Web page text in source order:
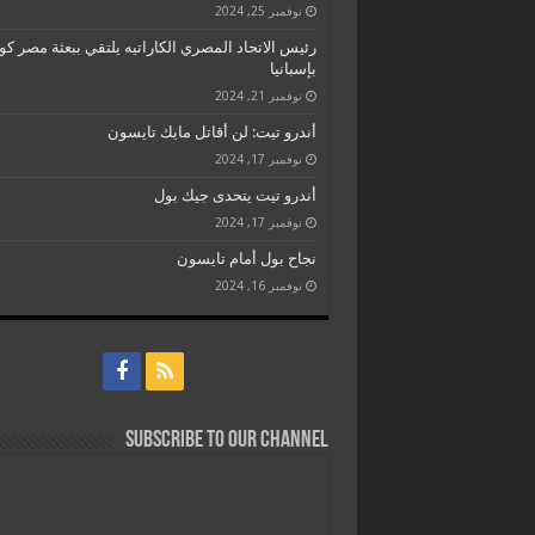
نوفمبر 25, 2024
رئيس الاتحاد المصري الكاراتيه يلتقي ببعثة مصر
بإسبانيا
نوفمبر 21, 2024
أندرو تيت: لن أقاتل مايك تايسون
نوفمبر 17, 2024
أندرو تيت يتحدى جيك بول
نوفمبر 17, 2024
نجاح بول أمام تايسون
نوفمبر 16, 2024
Subscribe to our Channel